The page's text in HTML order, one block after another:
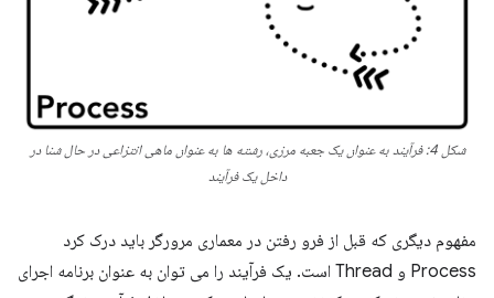
شکل 4: فرآیند به عنوان یک جعبه مرزی، رشته ها به عنوان ماهی انتزاعی در حال شنا در
داخل یک فرآیند
مفهوم دیگری که قبل از فرو رفتن در معماری مرورگر باید درک کرد
Process و Thread است. یک فرآیند را می توان به عنوان برنامه اجرای